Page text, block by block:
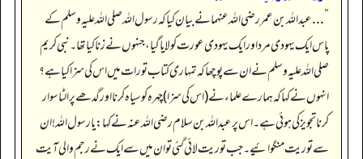
”. . . عبداللہ بن عمر رضی اللہ عنہما نے بیان کیا کہ رسول اللہ صلی اللہ علیہ وسلم کے
پاس ایک یہودی مرد اور ایک یہودی عورت کو لایا گیا، جنہوں نے زنا کیا تھا۔ نبی کریم
صلی اللہ علیہ وسلم نے ان سے پوچھا کہ تمہاری کتاب تورات میں اس کی سزا کیا ہے؟
انہوں نے کہا کہ ہمارے علماء نے (اس کی سزا) چہرہ کو سیاہ کرنا اور گدھے پر الٹا سوار
کرنا تجویز کی ہوئی ہے۔ اس پر عبداللہ بن سلام رضی اللہ عنہ نے کہا: یا رسول اللہ! ان
سے توریت منگوائیے۔ جب توریت لائی گئی تو ان میں سے ایک نے رجم والی آیت